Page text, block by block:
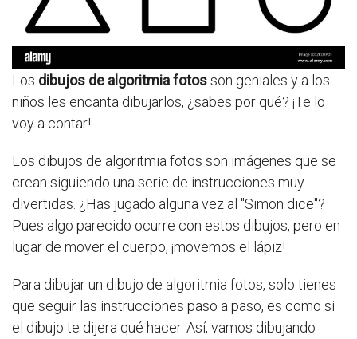
Los dibujos de algoritmia fotosson geniales y a los
niños les encanta dibujarlos, ¿sabes por qué? ¡Te lo
voy a contar!
Los dibujos de algoritmia fotos son imágenes que se
crean siguiendo una serie de instrucciones muy
divertidas. ¿Has jugado alguna vez al "Simon dice"?
Pues algo parecido ocurre con estos dibujos, pero en
lugar de mover el cuerpo, ¡movemos el lápiz!
Para dibujar un dibujo de algoritmia fotos, solo tienes
que seguir las instrucciones paso a paso, es como si
el dibujo te dijera qué hacer. Así, vamos dibujando